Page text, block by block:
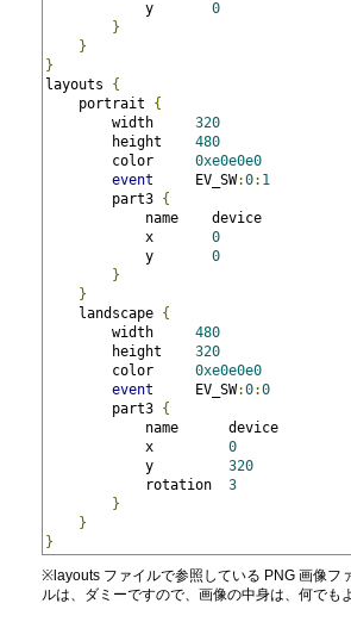
y 0
}
}
}
layouts {
portrait {
width 320
height 480
color 0xe0e0e0
event EV_SW:0: 1
part3 {
name    device
x 0
y 0
}
}
landscape {
width 480
height 320
color 0xe0e0e0
event EV_SW:0:0
part3 {
name      device
x 0
y 320
rotation 3
}
}
}
※layouts ファイルで参照している PNG 画像
ルは、ダミーですので、画像の中身は、何でも